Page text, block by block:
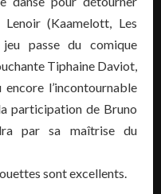
Lenoir (Kaamelott, Les
passe du comique
Tiphaine Daviot,
l’incontournable
participation de Bruno
par sa maîtrise du
sont excellents.